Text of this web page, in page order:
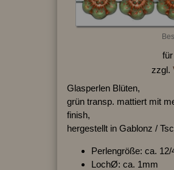
für
zzgl.
Glasperlen Blüten,
grün transp. mattiert mit
finish,
hergestellt in Gablonz /
Perlengröße: ca. 12/
LochØ: ca. 1mm